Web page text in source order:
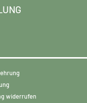
widerrufen